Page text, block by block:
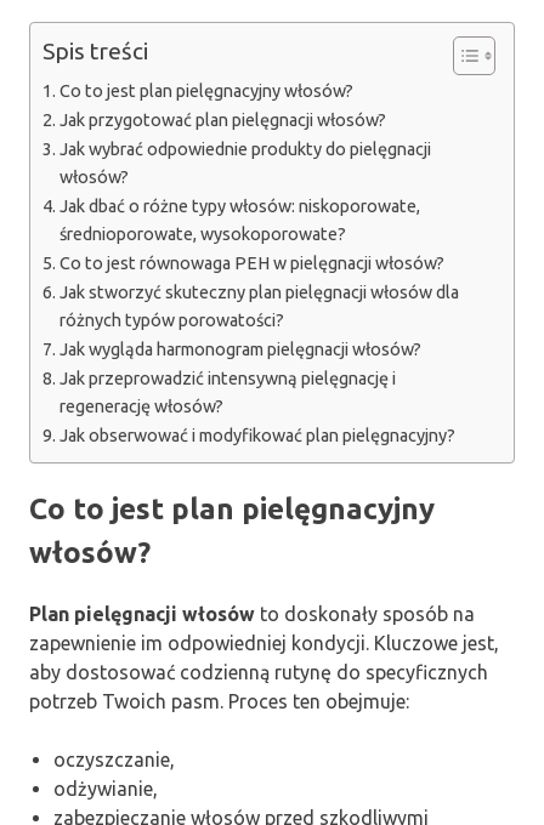
Spis treści
Co to jest plan pielęgnacyjny włosów?
Jak przygotować plan pielęgnacji włosów?
Jak wybrać odpowiednie produkty do pielęgnacji
włosów?
Jak dbać o różne typy włosów: niskoporowate,
średnioporowate, wysokoporowate?
Co to jest równowaga PEH w pielęgnacji włosów?
Jak stworzyć skuteczny plan pielęgnacji włosów dla
różnych typów porowatości?
Jak wygląda harmonogram pielęgnacji włosów?
Jak przeprowadzić intensywną pielęgnację i
regenerację włosów?
Jak obserwować i modyfikować plan pielęgnacyjny?
Co to jest plan pielęgnacyjny
włosów?
Plan pielęgnacji włosów to doskonały sposób na
zapewnienie im odpowiedniej kondycji. Kluczowe jest,
aby dostosować codzienną rutynę do specyficznych
potrzeb Twoich pasm. Proces ten obejmuje:
oczyszczanie,
odżywianie,
zabezpieczanie włosów przed szkodliwymi